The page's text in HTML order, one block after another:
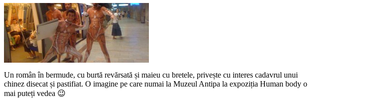
Un român în bermude, cu burtă revărsată și maieu cu bretele, privește cu interes cadavrul unui
chinez disecat și pastifiat. O imagine pe care numai la Muzeul Antipa la expoziția Human body o
mai puteți vedea 😉